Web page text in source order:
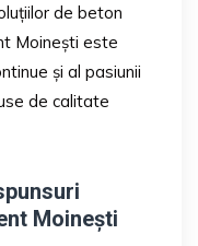
de beton
Moinești este
și al pasiunii
de calitate
Moinești